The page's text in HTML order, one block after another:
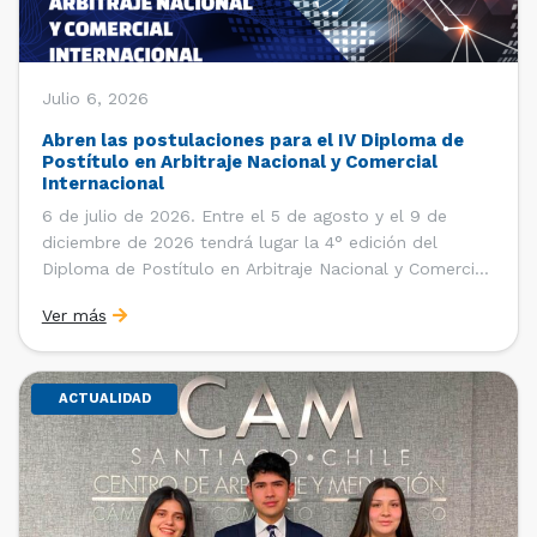
Julio 6, 2026
Abren las postulaciones para el IV Diploma de
Postítulo en Arbitraje Nacional y Comercial
Internacional
6 de julio de 2026. Entre el 5 de agosto y el 9 de
diciembre de 2026 tendrá lugar la 4° edición del
Diploma de Postítulo en Arbitraje Nacional y Comercial
Derecho Internacional de la Facultad de Derecho de la
Universidad de Chile y […]
Ver más
ACTUALIDAD